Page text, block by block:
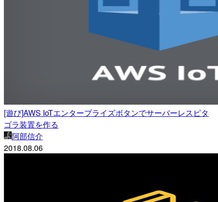
[遊び]AWS IoTエンタープライズボタンでサーバーレスピタ
ゴラ装置を作る
阿部信介
2018.08.06